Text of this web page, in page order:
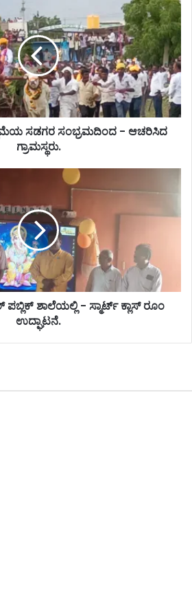
ಸಡಗರ ಸಂಭ್ರಮದಿಂದ - ಆಚರಿಸಿದ
ಗ್ರಾಮಸ್ಥರು.
ಶಾಲೆಯಲ್ಲಿ - ಸ್ಮಾರ್ಟ್ ಕ್ಲಾಸ್ ರೂಂ
ಉದ್ಘಾಟನೆ.